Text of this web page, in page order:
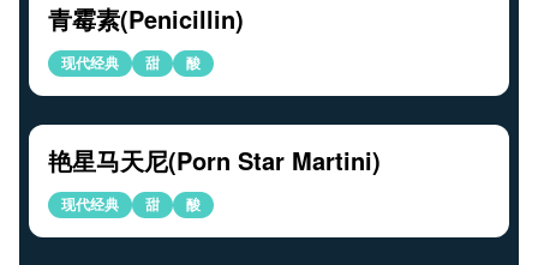
青霉素(Penicillin)
现代经典 甜 酸
艳星马天尼(Porn Star Martini)
现代经典 甜 酸